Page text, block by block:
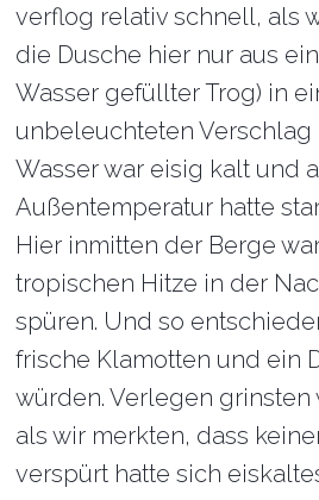
verflog relativ schnell, als
die Dusche hier nur aus
Wasser gefüllter Trog) in
unbeleuchteten Verschlag
Wasser war eisig kalt und
Außentemperatur hatte
Hier inmitten der Berge
tropischen Hitze in der
spüren. Und so
frische Klamotten und ein
würden. Verlegen grinsten
als wir merkten, dass
verspürt hatte sich